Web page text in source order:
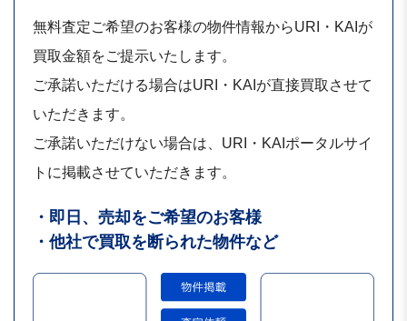
無料査定ご希望のお客様の物件情報からURI・KAIが
買取金額をご提示いたします。
ご承諾いただける場合はURI・KAIが直接買取させて
いただきます。
ご承諾いただけない場合は、URI・KAIポータルサイ
トに掲載させていただきます。
・即日、売却をご希望のお客様
・他社で買取を断られた物件など